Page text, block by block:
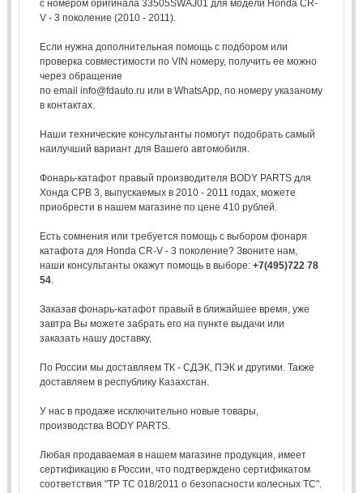
с номером оригинала 33505SWAJ01 для модели Honda CR-
V - 3 поколение (2010 - 2011).
Если нужна дополнительная помощь с подбором или
проверка совместимости по VIN номеру, получить ее можно
через обращение
по email info@fdauto.ru или в WhatsApp, по номеру указаному
в контактах.
Наши технические консультанты помогут подобрать самый
наилучший вариант для Вашего автомобиля.
Фонарь-катафот правый производителя BODY PARTS для
Хонда СРВ 3, выпускаемых в 2010 - 2011 годах, можете
приобрести в нашем магазине по цене 410 рублей.
Есть сомнения или требуется помощь с выбором фонаря
катафота для Honda CR-V - 3 поколение? Звоните нам,
наши консультанты окажут помощь в выборе: +7(495)722 78
54.
Заказав фонарь-катафот правый в ближайшее время, уже
завтра Вы можете забрать его на пункте выдачи или
заказать нашу доставку.
По России мы доставляем ТК - СДЭК, ПЭК и другими. Также
доставляем в республику Казахстан.
У нас в продаже исключительно новые товары,
производства BODY PARTS.
Любая продаваемая в нашем магазине продукция, имеет
сертификацию в России, что подтверждено сертификатом
соответствия "ТР ТС 018/2011 о безопасности колесных ТС".